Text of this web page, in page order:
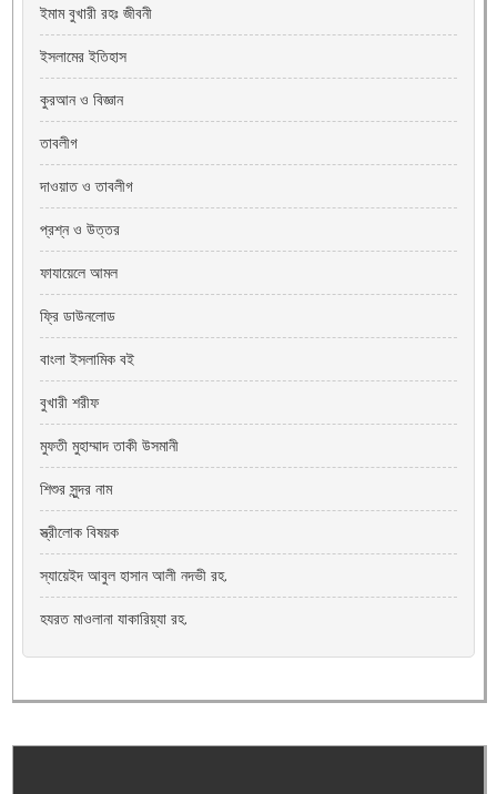
ইমাম বুখারী রহঃ জীবনী
ইসলামের ইতিহাস
কুরআন ও বিজ্ঞান
তাবলীগ
দাওয়াত ও তাবলীগ
প্রশ্ন ও উত্তর
ফাযায়েলে আমল
ফ্রি ডাউনলোড
বাংলা ইসলামিক বই
বুখারী শরীফ
মুফতী মুহাম্মাদ তাকী উসমানী
শিশুর সুন্দর নাম
স্ত্রীলোক বিষয়ক
স্যায়েইদ আবুল হাসান আলী নদভী রহ.
হযরত মাওলানা যাকারিয়্যা রহ.